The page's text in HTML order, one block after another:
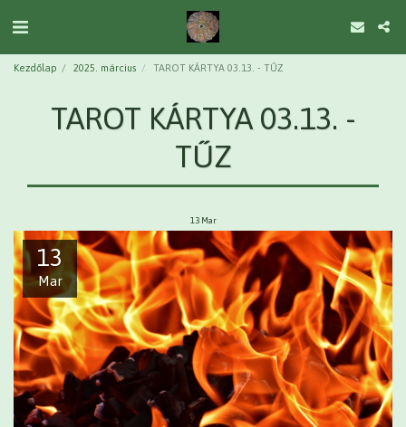
Kezdőlap 2025. március TAROT KÁRTYA 03.13. - TŰZ
TAROT KÁRTYA 03.13. -
TŰZ
13 Mar
13
Mar